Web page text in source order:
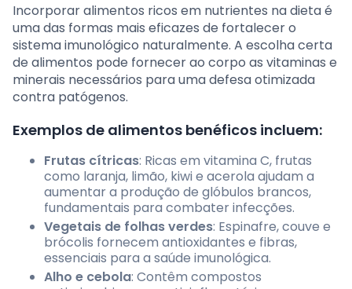
Incorporar alimentos ricos em nutrientes na dieta é
uma das formas mais eficazes de fortalecer o
sistema imunológico naturalmente. A escolha certa
de alimentos pode fornecer ao corpo as vitaminas e
minerais necessários para uma defesa otimizada
contra patógenos.
Exemplos de alimentos benéficos incluem:
Frutas cítricas: Ricas em vitamina C, frutas
como laranja, limão, kiwi e acerola ajudam a
aumentar a produção de glóbulos brancos,
fundamentais para combater infecções.
Vegetais de folhas verdes: Espinafre, couve e
brócolis fornecem antioxidantes e fibras,
essenciais para a saúde imunológica.
Alho e cebola: Contêm compostos